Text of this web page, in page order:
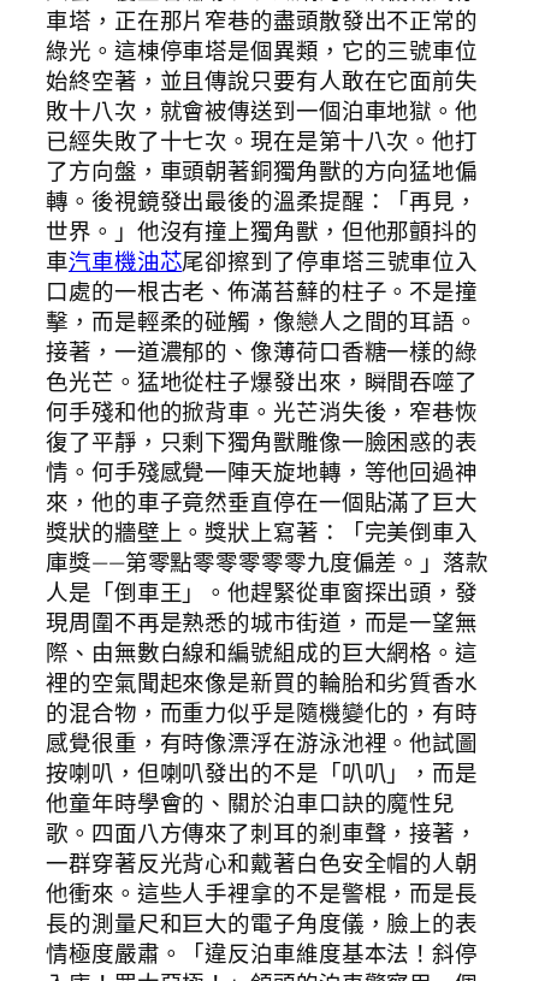
車塔，正在那片窄巷的盡頭散發出不正常的
綠光。這棟停車塔是個異類，它的三號車位
始終空著，並且傳說只要有人敢在它面前失
敗十八次，就會被傳送到一個泊車地獄。他
已經失敗了十七次。現在是第十八次。他打
了方向盤，車頭朝著銅獨角獸的方向猛地偏
轉。後視鏡發出最後的溫柔提醒：「再見，
世界。」他沒有撞上獨角獸，但他那顫抖的
車汽車機油芯尾卻擦到了停車塔三號車位入
口處的一根古老、佈滿苔蘚的柱子。不是撞
擊，而是輕柔的碰觸，像戀人之間的耳語。
接著，一道濃郁的、像薄荷口香糖一樣的綠
色光芒。猛地從柱子爆發出來，瞬間吞噬了
何手殘和他的掀背車。光芒消失後，窄巷恢
復了平靜，只剩下獨角獸雕像一臉困惑的表
情。何手殘感覺一陣天旋地轉，等他回過神
來，他的車子竟然垂直停在一個貼滿了巨大
獎狀的牆壁上。獎狀上寫著：「完美倒車入
庫獎——第零點零零零零零九度偏差。」落款
人是「倒車王」。他趕緊從車窗探出頭，發
現周圍不再是熟悉的城市街道，而是一望無
際、由無數白線和編號組成的巨大網格。這
裡的空氣聞起來像是新買的輪胎和劣質香水
的混合物，而重力似乎是隨機變化的，有時
感覺很重，有時像漂浮在游泳池裡。他試圖
按喇叭，但喇叭發出的不是「叭叭」，而是
他童年時學會的、關於泊車口訣的魔性兒
歌。四面八方傳來了刺耳的剎車聲，接著，
一群穿著反光背心和戴著白色安全帽的人朝
他衝來。這些人手裡拿的不是警棍，而是長
長的測量尺和巨大的電子角度儀，臉上的表
情極度嚴肅。「違反泊車維度基本法！斜停